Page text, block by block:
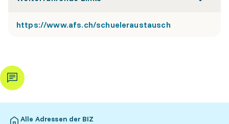
https://www.afs.ch/schueleraustausch
Alle Adressen der BIZ